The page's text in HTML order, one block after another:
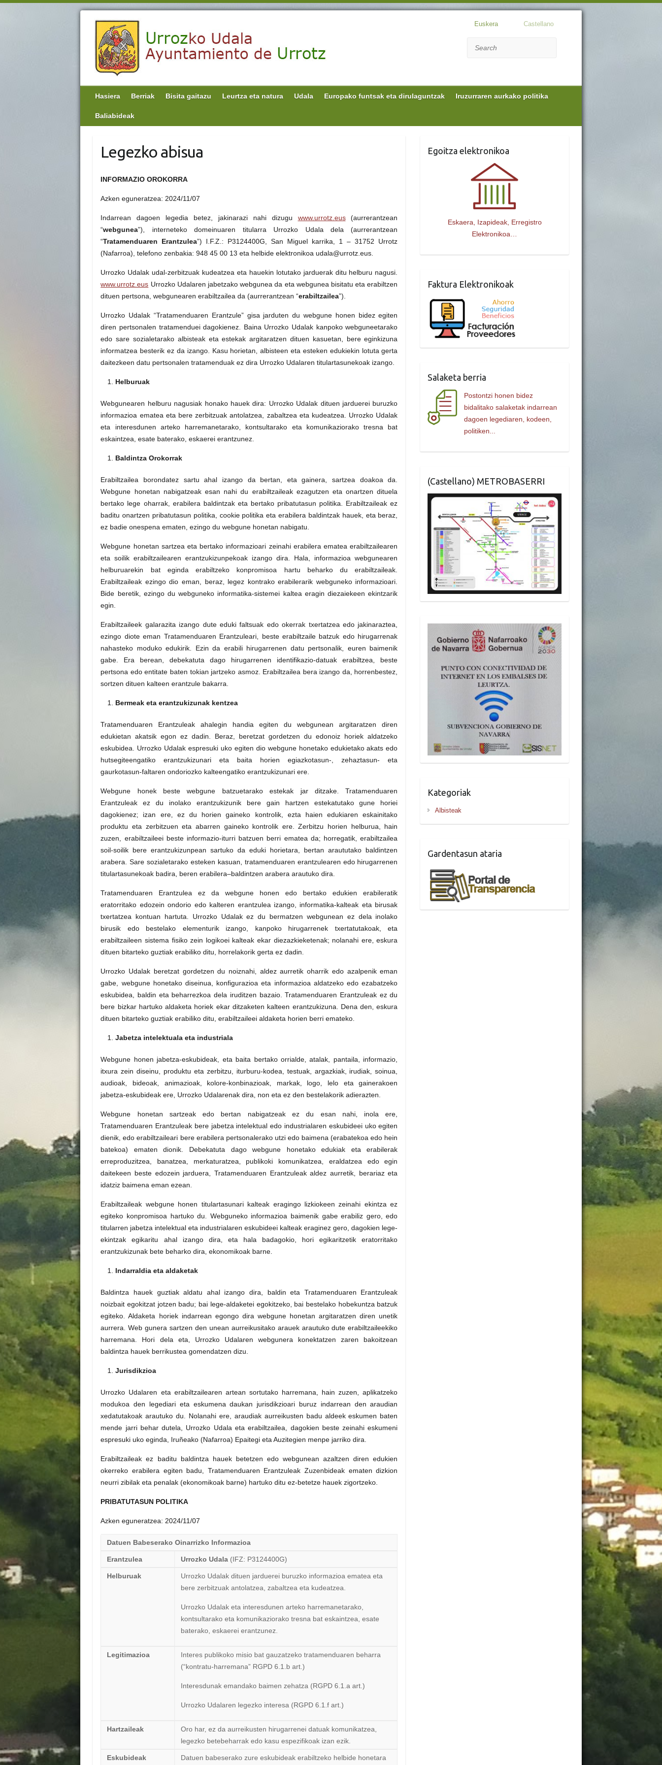
Euskera Castellano
Hasiera Berriak Bisita gaitazu Leurtza eta natura Udala Europako funtsak eta dirulaguntzak Iruzurraren aurkako politika
Baliabideak
Legezko abisua
INFORMAZIO OROKORRA
Azken eguneratzea: 2024/11/07
Indarrean dagoen legedia betez, jakinarazi nahi dizugu www.urrotz.eus(aurrerantzean
“webgunea”), interneteko domeinuaren titularra Urrozko Udala dela (aurrerantzean
“Tratamenduaren Erantzulea”) I.F.Z.: P3124400G, San Miguel karrika, 1 – 31752 Urrotz
(Nafarroa), telefono zenbakia: 948 45 00 13 eta helbide elektronikoa udala@urrotz.eus.
Urrozko Udalak udal-zerbitzuak kudeatzea eta hauekin lotutako jarduerak ditu helburu nagusi.
www.urrotz.eus Urrozko Udalaren jabetzako webgunea da eta webgunea bisitatu eta erabiltzen
dituen pertsona, webgunearen erabiltzailea da (aurrerantzean “erabiltzailea”).
Urrozko Udalak “Tratamenduaren Erantzule” gisa jarduten du webgune honen bidez egiten
diren pertsonalen tratamenduei dagokienez. Baina Urrozko Udalak kanpoko webguneetarako
edo sare sozialetarako albisteak eta estekak argitaratzen dituen kasuetan, bere eginkizuna
informatzea besterik ez da izango. Kasu horietan, albisteen eta esteken edukiekin lotuta gerta
daitezkeen datu pertsonalen tratamenduak ez dira Urrozko Udalaren titulartasunekoak izango.
Helburuak
Webgunearen helburu nagusiak honako hauek dira: Urrozko Udalak dituen jarduerei buruzko
informazioa ematea eta bere zerbitzuak antolatzea, zabaltzea eta kudeatzea. Urrozko Udalak
eta interesdunen arteko harremanetarako, kontsultarako eta komunikaziorako tresna bat
eskaintzea, esate baterako, eskaerei erantzunez.
Baldintza Orokorrak
Erabiltzailea borondatez sartu ahal izango da bertan, eta gainera, sartzea doakoa da.
Webgune honetan nabigatzeak esan nahi du erabiltzaileak ezagutzen eta onartzen dituela
bertako lege oharrak, erabilera baldintzak eta bertako pribatutasun politika. Erabiltzaileak ez
baditu onartzen pribatutasun politika, cookie politika eta erabilera baldintzak hauek, eta beraz,
ez badie onespena ematen, ezingo du webgune honetan nabigatu.
Webgune honetan sartzea eta bertako informazioari zeinahi erabilera ematea erabiltzailearen
eta soilik erabiltzailearen erantzukizunpekoak izango dira. Hala, informazioa webgunearen
helburuarekin bat eginda erabiltzeko konpromisoa hartu beharko du erabiltzaileak.
Erabiltzaileak ezingo dio eman, beraz, legez kontrako erabilerarik webguneko informazioari.
Bide beretik, ezingo du webguneko informatika-sistemei kaltea eragin diezaiekeen ekintzarik
egin.
Erabiltzaileek galarazita izango dute eduki faltsuak edo okerrak txertatzea edo jakinaraztea,
ezingo diote eman Tratamenduaren Erantzuleari, beste erabiltzaile batzuk edo hirugarrenak
nahasteko moduko edukirik. Ezin da erabili hirugarrenen datu pertsonalik, euren baimenik
gabe. Era berean, debekatuta dago hirugarrenen identifikazio-datuak erabiltzea, beste
pertsona edo entitate baten tokian jartzeko asmoz. Erabiltzailea bera izango da, horrenbestez,
sortzen dituen kalteen erantzule bakarra.
Bermeak eta erantzukizunak kentzea
Tratamenduaren Erantzuleak ahalegin handia egiten du webgunean argitaratzen diren
edukietan akatsik egon ez dadin. Beraz, beretzat gordetzen du edonoiz horiek aldatzeko
eskubidea. Urrozko Udalak espresuki uko egiten dio webgune honetako edukietako akats edo
hutsegiteengatiko erantzukizunari eta baita horien egiazkotasun-, zehaztasun- eta
gaurkotasun-faltaren ondoriozko kalteengatiko erantzukizunari ere.
Webgune honek beste webgune batzuetarako estekak jar ditzake. Tratamenduaren
Erantzuleak ez du inolako erantzukizunik bere gain hartzen estekatutako gune horiei
dagokienez; izan ere, ez du horien gaineko kontrolik, ezta haien edukiaren eskainitako
produktu eta zerbitzuen eta abarren gaineko kontrolik ere. Zerbitzu horien helburua, hain
zuzen, erabiltzaileei beste informazio-iturri batzuen berri ematea da; horregatik, erabiltzailea
soil-soilik bere erantzukizunpean sartuko da eduki horietara, bertan araututako baldintzen
arabera. Sare sozialetarako esteken kasuan, tratamenduaren erantzulearen edo hirugarrenen
titulartasunekoak badira, beren erabilera–baldintzen arabera arautuko dira.
Tratamenduaren Erantzulea ez da webgune honen edo bertako edukien erabileratik
eratorritako edozein ondorio edo kalteren erantzulea izango, informatika-kalteak eta birusak
txertatzea kontuan hartuta. Urrozko Udalak ez du bermatzen webgunean ez dela inolako
birusik edo bestelako elementurik izango, kanpoko hirugarrenek txertatutakoak, eta
erabiltzaileen sistema fisiko zein logikoei kalteak ekar diezazkieketenak; nolanahi ere, eskura
dituen bitarteko guztiak erabiliko ditu, horrelakorik gerta ez dadin.
Urrozko Udalak beretzat gordetzen du noiznahi, aldez aurretik oharrik edo azalpenik eman
gabe, webgune honetako diseinua, konfigurazioa eta informazioa aldatzeko edo ezabatzeko
eskubidea, baldin eta beharrezkoa dela iruditzen bazaio. Tratamenduaren Erantzuleak ez du
bere bizkar hartuko aldaketa horiek ekar ditzaketen kalteen erantzukizuna. Dena den, eskura
dituen bitarteko guztiak erabiliko ditu, erabiltzaileei aldaketa horien berri emateko.
Jabetza intelektuala eta industriala
Webgune honen jabetza-eskubideak, eta baita bertako orrialde, atalak, pantaila, informazio,
itxura zein diseinu, produktu eta zerbitzu, iturburu-kodea, testuak, argazkiak, irudiak, soinua,
audioak, bideoak, animazioak, kolore-konbinazioak, markak, logo, lelo eta gainerakoen
jabetza-eskubideak ere, Urrozko Udalarenak dira, non eta ez den bestelakorik adierazten.
Webgune honetan sartzeak edo bertan nabigatzeak ez du esan nahi, inola ere,
Tratamenduaren Erantzuleak bere jabetza intelektual edo industrialaren eskubideei uko egiten
dienik, edo erabiltzaileari bere erabilera pertsonalerako utzi edo baimena (erabatekoa edo hein
batekoa) ematen dionik. Debekatuta dago webgune honetako edukiak eta erabilerak
erreproduzitzea, banatzea, merkaturatzea, publikoki komunikatzea, eraldatzea edo egin
daitekeen beste edozein jarduera, Tratamenduaren Erantzuleak aldez aurretik, berariaz eta
idatziz baimena eman ezean.
Erabiltzaileak webgune honen titulartasunari kalteak eragingo lizkiokeen zeinahi ekintza ez
egiteko konpromisoa hartuko du. Webguneko informazioa baimenik gabe erabiliz gero, edo
titularren jabetza intelektual eta industrialaren eskubideei kalteak eraginez gero, dagokien lege-
ekintzak egikaritu ahal izango dira, eta hala badagokio, hori egikaritzetik eratorritako
erantzukizunak bete beharko dira, ekonomikoak barne.
Indarraldia eta aldaketak
Baldintza hauek guztiak aldatu ahal izango dira, baldin eta Tratamenduaren Erantzuleak
noizbait egokitzat jotzen badu; bai lege-aldaketei egokitzeko, bai bestelako hobekuntza batzuk
egiteko. Aldaketa horiek indarrean egongo dira webgune honetan argitaratzen diren unetik
aurrera. Web gunera sartzen den unean aurreikusitako arauek arautuko dute erabiltzaileekiko
harremana. Hori dela eta, Urrozko Udalaren webgunera konektatzen zaren bakoitzean
baldintza hauek berrikustea gomendatzen dizu.
Jurisdikzioa
Urrozko Udalaren eta erabiltzailearen artean sortutako harremana, hain zuzen, aplikatzeko
modukoa den legediari eta eskumena daukan jurisdikzioari buruz indarrean den araudian
xedatutakoak arautuko du. Nolanahi ere, araudiak aurreikusten badu aldeek eskumen baten
mende jarri behar dutela, Urrozko Udala eta erabiltzailea, dagokien beste zeinahi eskumeni
espresuki uko eginda, Iruñeako (Nafarroa) Epaitegi eta Auzitegien menpe jarriko dira.
Erabiltzaileak ez baditu baldintza hauek betetzen edo webgunean azaltzen diren edukien
okerreko erabilera egiten badu, Tratamenduaren Erantzuleak Zuzenbideak ematen dizkion
neurri zibilak eta penalak (ekonomikoak barne) hartuko ditu ez-betetze hauek zigortzeko.
PRIBATUTASUN POLITIKA
Azken eguneratzea: 2024/11/07
Datuen Babeserako Oinarrizko Informazioa
Erantzulea Urrozko Udala (IFZ: P3124400G)
Helburuak
Urrozko Udalak dituen jarduerei buruzko informazioa ematea eta
bere zerbitzuak antolatzea, zabaltzea eta kudeatzea.
Urrozko Udalak eta interesdunen arteko harremanetarako,
kontsultarako eta komunikaziorako tresna bat eskaintzea, esate
baterako, eskaerei erantzunez.
Legitimazioa
Interes publikoko misio bat gauzatzeko tratamenduaren beharra
(“kontratu-harremana” RGPD 6.1.b art.)
Interesdunak emandako baimen zehatza (RGPD 6.1.a art.)
Urrozko Udalaren legezko interesa (RGPD 6.1.f art.)
Hartzaileak
Oro har, ez da aurreikusten hirugarrenei datuak komunikatzea,
legezko betebeharrak edo kasu espezifikoak izan ezik.
Eskubideak Datuen babeserako zure eskubideak erabiltzeko helbide honetara
Egoitza elektronikoa
Eskaera, Izapideak, Erregistro
Elektronikoa…
Faktura Elektronikoak
Salaketa berria
Postontzi honen bidez
bidalitako salaketak indarrean
dagoen legediaren, kodeen,
politiken...
(Castellano) METROBASERRI
Kategoriak
Albisteak
Gardentasun ataria